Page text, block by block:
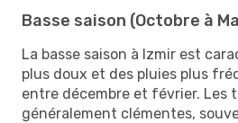
Basse saison (Octobre à
La basse saison à Izmir est
plus doux et des pluies plus
entre décembre et février. Les
généralement clémentes,